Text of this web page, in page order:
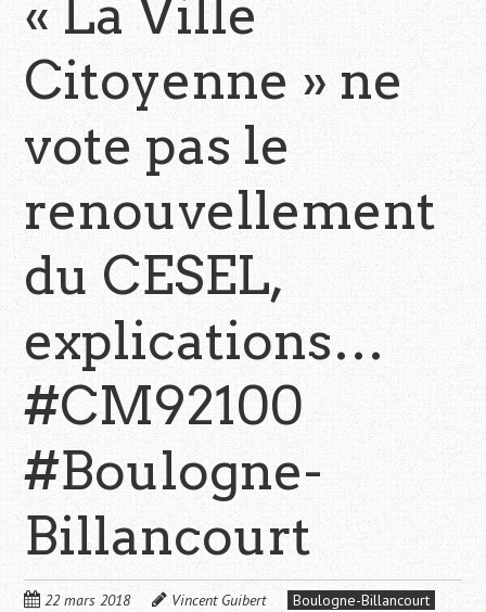
« La Ville
Citoyenne » ne
vote pas le
renouvellement
du CESEL,
explications…
#CM92100
#Boulogne-
Billancourt
22 mars 2018 Vincent Guibert
Boulogne-Billancourt